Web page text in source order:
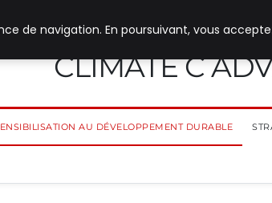
CLIMATE C
AU DÉVELOPPEMENT DURABLE
de navigation. En poursuivant, vous